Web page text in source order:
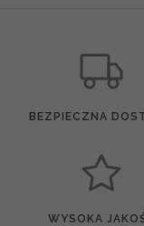
BEZPIECZNA
WYSOKA